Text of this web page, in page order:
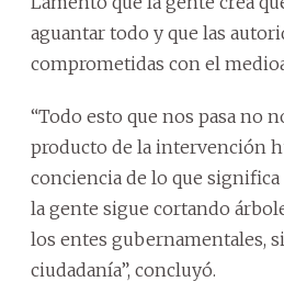
aguantar todo y que las
comprometidas con el
“Todo esto que nos pasa no
producto de la intervención
conciencia de lo que
la gente sigue cortando
los entes gubernamentales,
ciudadanía”, concluyó.